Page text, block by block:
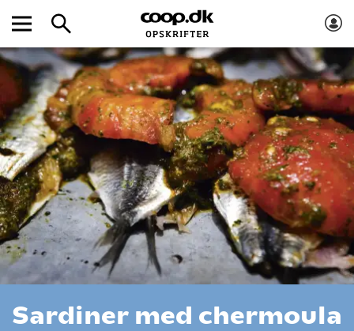
Sardiner med chermoula